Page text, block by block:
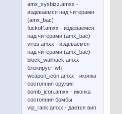
amx_sysbizz.amxx -
издеваемся над читерами
(amx_bac)
fuckoff.amxx - издеваемся
над читерами (amx_bac)
virus.amxx - издеваемся
над читерами (amx_bac)
block_wallhack.amxx -
блокирует wh
weapon_icon.amxx - иконка
состояния оружия
bomb_icon.amxx - иконка
состояния бомбы
vip_rank.amxx - дается вип